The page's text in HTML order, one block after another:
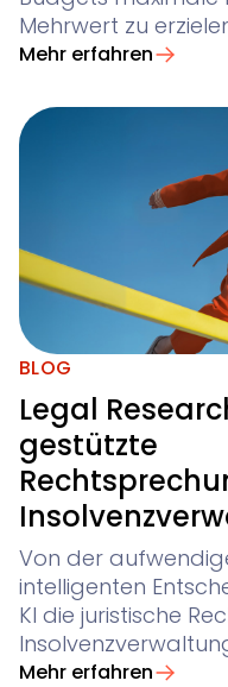
Mehrwert zu
Mehr erfahren
BLOG
Legal
gestützte
Von der
intelligenten
KI die juristische
Mehr erfahren